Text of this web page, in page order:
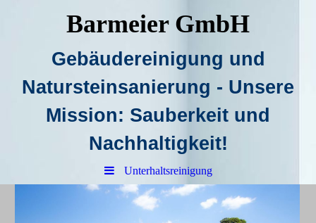
Barmeier GmbH
Gebäudereinigung und
Natursteinsanierung - Unsere
Mission: Sauberkeit und
Nachhaltigkeit!
Unterhaltsreinigung